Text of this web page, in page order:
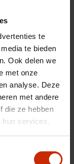
te
te bieden
Ook delen we
met onze
analyse. Deze
met andere
die ze hebben
services.